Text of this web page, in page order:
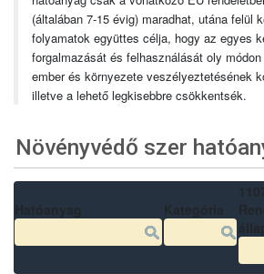
(általában 7-15 évig) maradhat, utána felül
folyamatok együttes célja, hogy az egyes
forgalmazását és felhasználását oly
ember és környezete veszélyeztetésének
illetve a lehető legkisebbre csökkentsék.
Növényvédő szer